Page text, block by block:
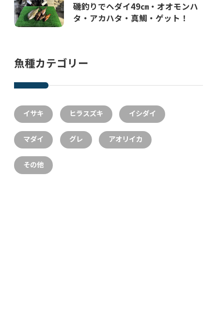
磯釣りでヘダイ49㎝・オオモンハ
タ・アカハタ・真鯛・ゲット！
魚種カテゴリー
イサキ ヒラスズキ イシダイ
マダイ グレ アオリイカ
その他